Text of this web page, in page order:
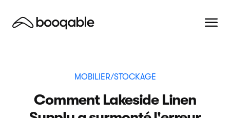
MOBILIER/STOCKAGE
Comment Lakeside Linen